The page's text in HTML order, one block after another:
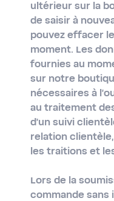
ultérieur sur la
de saisir à
pouvez effacer
moment. Les
fournies au
sur notre
nécessaires à
au traitement
d'un suivi
relation
les traitions et
Lors de la
commande sans